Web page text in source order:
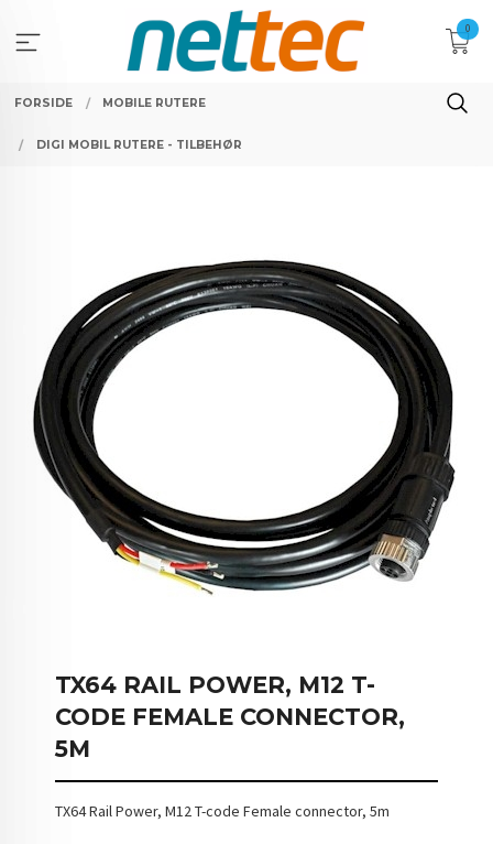
innholdet
0
FORSIDE MOBILE RUTERE
DIGI MOBIL RUTERE - TILBEHØR
TX64 RAIL POWER, M12 T-
CODE FEMALE CONNECTOR,
5M
TX64 Rail Power, M12 T-code Female connector, 5m